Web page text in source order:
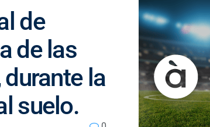
de
de las
la
suelo.